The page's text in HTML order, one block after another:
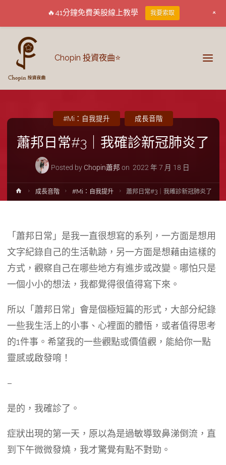
Chopin 投資夜曲⭐
蕭邦日常#3｜我確診新冠肺炎了
Posted by Chopin蕭邦 on 2022 年 7 月 18 日
#Mi：自我提升 成長音階
成長音階 #Mi：自我提升 蕭邦日常#3｜我確診新冠肺炎了
「蕭邦日常」是我一直很想寫的系列，一方面是想用
文字紀錄自己的生活軌跡，另一方面是想藉由這樣的
方式，觀察自己在哪些地方有進步或改變。哪怕只是
一個小小的想法，我都覺得很值得寫下來。
所以「蕭邦日常」會是個極短篇的形式，大部分紀錄
一些我生活上的小事、心裡面的體悟，或者值得思考
的1件事。希望我的一些觀點或價值觀，能給你一點
靈感或啟發唷！
–
是的，我確診了。
症狀出現的第一天，原以為是過敏導致鼻涕倒流，直
到下午微微發燒，我才驚覺有點不對勁。
🔥41分鐘免費美股線上教學 我要索取 +